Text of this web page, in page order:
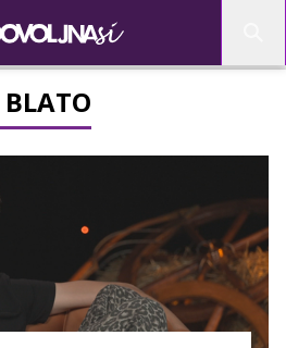
BLATO